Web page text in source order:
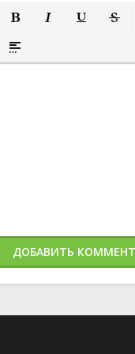
Вставка спойлера
ДОБАВИТЬ